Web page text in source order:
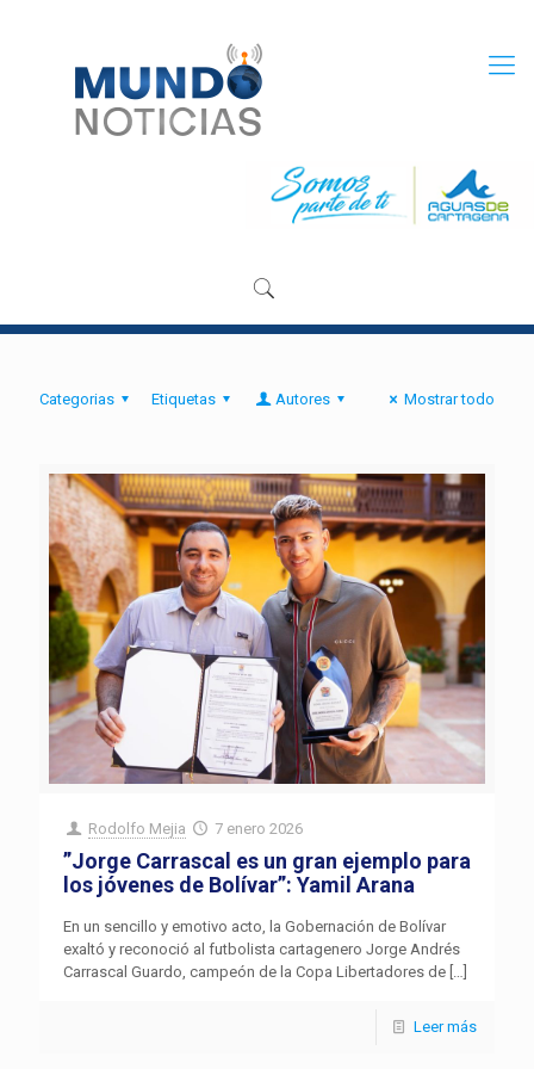
Categorias Etiquetas Autores Mostrar todo
Rodolfo Mejia 7 enero 2026
”Jorge Carrascal es un gran ejemplo para
los jóvenes de Bolívar”: Yamil Arana
En un sencillo y emotivo acto, la Gobernación de Bolívar
exaltó y reconoció al futbolista cartagenero Jorge Andrés
Carrascal Guardo, campeón de la Copa Libertadores de
Leer más